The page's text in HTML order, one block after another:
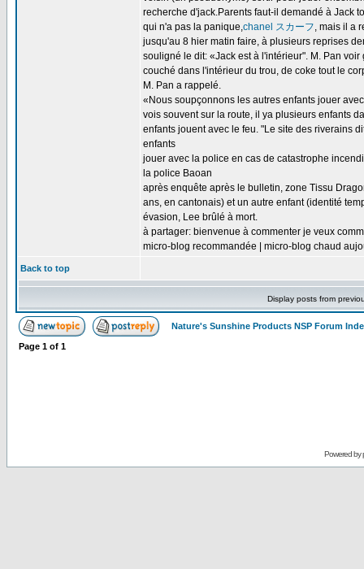
recherche d'jack.Parents faut-il demandé à Jack
qui n'a pas la panique,chanel スカーフ, mais il a
jusqu'au 8 hier matin faire, à plusieurs reprises
souligné le dit: «Jack est à l'intérieur". M. Pan
couché dans l'intérieur du trou, de coke tout le
M. Pan a rappelé.
«Nous soupçonnons les autres enfants jouer
vois souvent sur la route, il ya plusieurs enfants
enfants jouent avec le feu. "Le site des riverains
enfants
jouer avec la police en cas de catastrophe
la police Baoan
après enquête après le bulletin, zone Tissu
ans, en cantonais) et un autre enfant (identité
évasion, Lee brûlé à mort.
à partager: bienvenue à commenter je veux
micro-blog recommandée | micro-blog chaud
Back to top
Display posts from
Nature's Sunshine Products NSP Forum
Page 1 of 1
Powered by